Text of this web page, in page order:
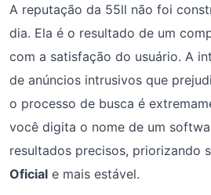
A reputação da 55ll não foi
dia. Ela é o resultado de um
com a satisfação do usuário. A
de anúncios intrusivos que
o processo de busca é
você digita o nome de um
resultados precisos, priorizando
Oficial e mais estável.